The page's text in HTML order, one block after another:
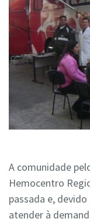
A comunidade
Hemocentro
passada e,
atender à